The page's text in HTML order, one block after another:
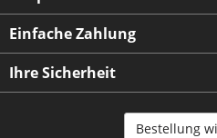
Einfache Zahlung
Ihre Sicherheit
Bestellung